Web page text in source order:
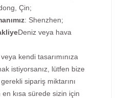
Çin;
: Shenzhen;
Deniz veya hava
kendi tasarımınıza
istiyorsanız, lütfen bize
sipariş miktarını
kısa sürede sizin için